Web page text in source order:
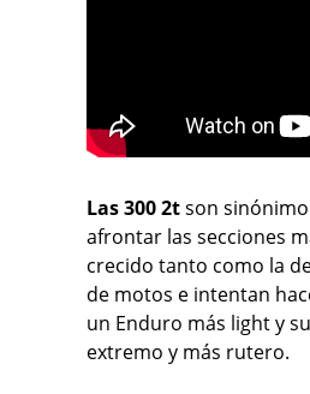
Las 300 2tson
afrontar las secciones
crecido tanto como la
de motos e intentan
un Enduro más light y
extremo y más rutero.